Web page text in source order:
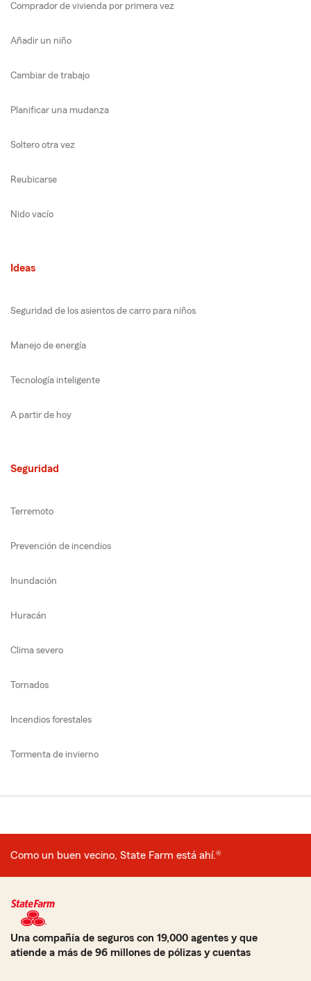
Comprador de vivienda por primera vez
Añadir un niño
Cambiar de trabajo
Planificar una mudanza
Soltero otra vez
Reubicarse
Nido vacío
Ideas
Seguridad de los asientos de carro para niños
Manejo de energía
Tecnología inteligente
A partir de hoy
Seguridad
Terremoto
Prevención de incendios
Inundación
Huracán
Clima severo
Tornados
Incendios forestales
Tormenta de invierno
Como un buen vecino, State Farm está ahí.®
Una compañía de seguros con 19,000 agentes y que
atiende a más de 96 millones de pólizas y cuentas